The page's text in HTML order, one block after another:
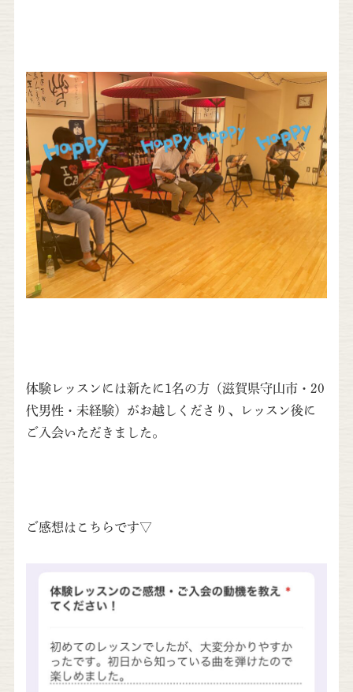
体験レッスンには新たに1名の方（滋賀県守山市・20
代男性・未経験）がお越しくださり、レッスン後に
ご入会いただきました。
ご感想はこちらです▽